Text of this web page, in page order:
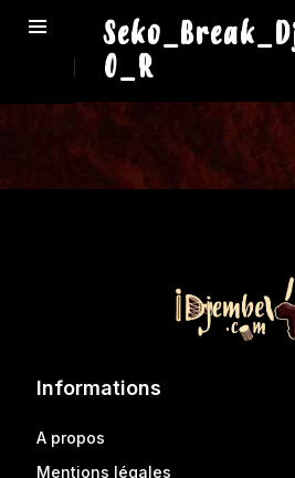
0_R
Informations
A propos
Mentions légales